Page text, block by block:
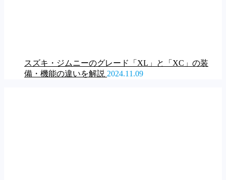
スズキ・ジムニーのグレード「XL」と「XC」の装
備・機能の違いを解説 2024.11.09